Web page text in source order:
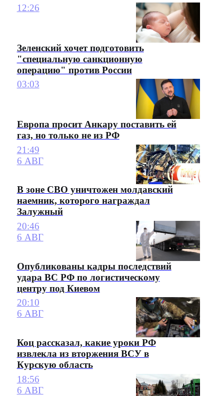
12:26
Зеленский хочет подготовить
"специальную санкционную
операцию" против России
03:03
Европа просит Анкару поставить ей
газ, но только не из РФ
21:49
6 АВГ
В зоне СВО уничтожен молдавский
наемник, которого награждал
Залужный
20:46
6 АВГ
Опубликованы кадры последствий
удара ВС РФ по логистическому
центру под Киевом
20:10
6 АВГ
Коц рассказал, какие уроки РФ
извлекла из вторжения ВСУ в
Курскую область
18:56
6 АВГ